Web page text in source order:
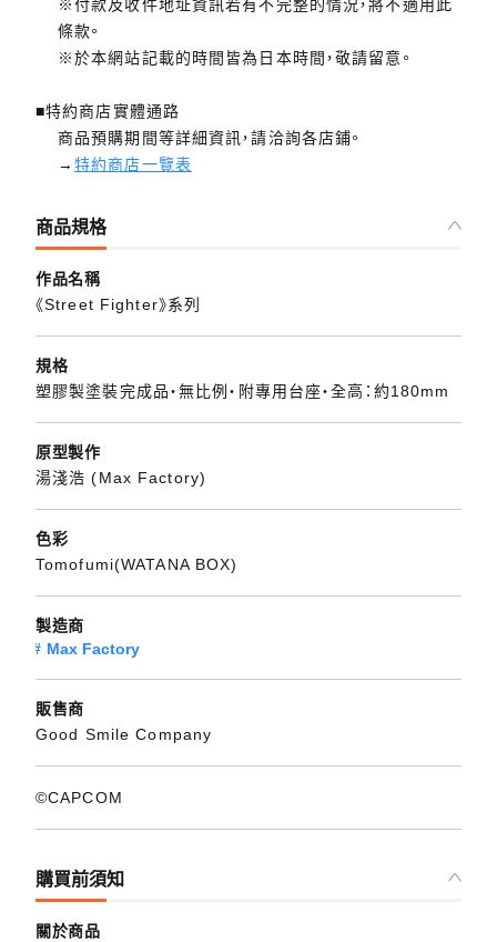
※付款及收件地址資訊若有不完整的情況，將不適用此
條款。
※於本網站記載的時間皆為日本時間，敬請留意。
■特約商店實體通路
商品預購期間等詳細資訊，請洽詢各店鋪。
→特約商店一覽表
商品規格
作品名稱
《Street Fighter》系列
規格
塑膠製塗裝完成品・無比例・附專用台座・全高：約180mm
原型製作
湯淺浩 (Max Factory)
色彩
Tomofumi(WATANA BOX)
製造商
Max Factory
販售商
Good Smile Company
©CAPCOM
購買前須知
關於商品